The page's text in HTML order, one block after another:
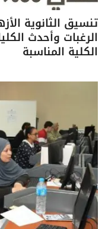
الرغبات وأحدث
الكلية المناسبة